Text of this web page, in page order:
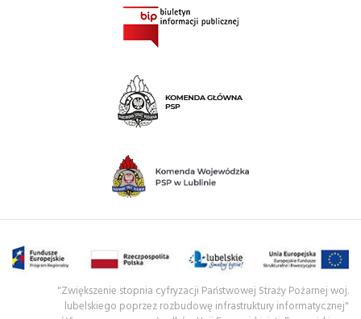
"Zwiększenie stopnia cyfryzacji Państwowej Straży Pożarnej woj.
lubelskiego poprzez rozbudowę infrastruktury informatycznej"